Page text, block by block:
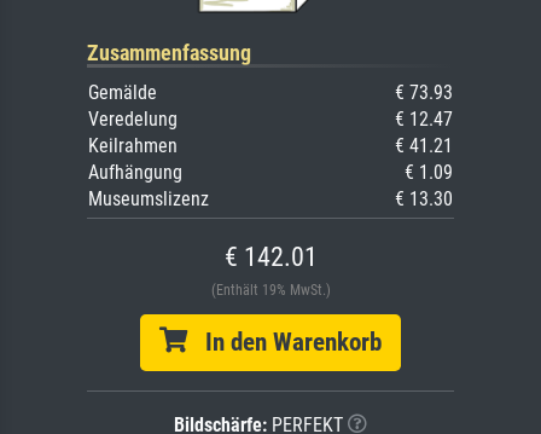
Zusammenfassung
Gemälde
€ 73.93
Veredelung
€ 12.47
Keilrahmen
€ 41.21
Aufhängung
€ 1.09
Museumslizenz
€ 13.30
€ 142.01
(Enthält 19% MwSt.)
In den Warenkorb
Bildschärfe: PERFEKT